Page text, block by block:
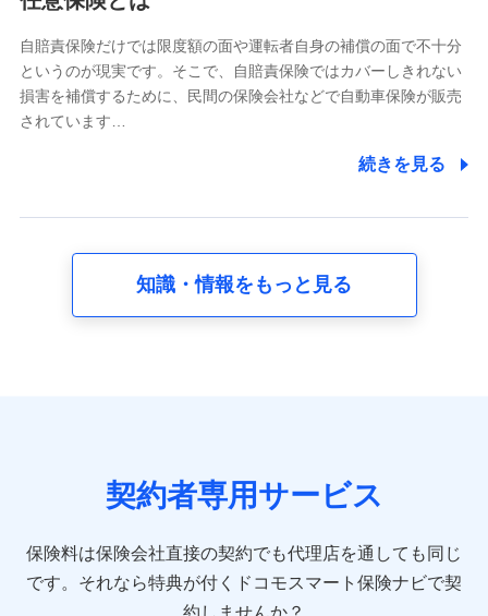
又は株式会社NTTドコモが提供する各種サービスのご契
約状態・ご利用履歴インターネット利用時の行動に関す
る情報、アプリケーション利用時の行動に関する情報、
購入されたサービスや商品の名称・購入場所・決済に関
する情報、アンケートの回答に関する情報などが含まれ
の内容、保険料、保険料のお支払方法、車のメーカーや
走行距離などの情報、建物の構造や築年数などの情報、
険契約に関する情報。例として、保険契約者及び被保険
者の氏名、住所、生年月日、性別、保険契約者と被保険
報、建物の構造や築年数などの情報、ペットの種類や年
齢などの情報などが含まれます。
自賠責保険だけでは限度額の面や運転者自身の補償の面で不十分
というのが現実です。そこで、自賠責保険ではカバーしきれない
損害を補償するために、民間の保険会社などで自動車保険が販売
されています…
続きを見る
知識・情報をもっと見る
契約者専用サービス
保険料は保険会社直接の契約でも代理店を通しても同じ
です。 それなら特典が付くドコモスマート保険ナビで契